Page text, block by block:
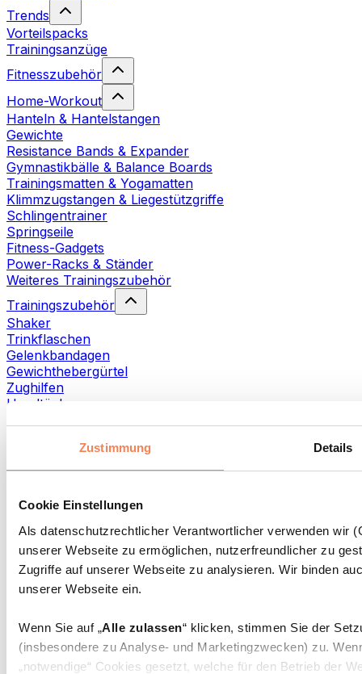
Zustimmung Details
Cookie Einstellungen
Als datenschutzrechtlicher Verantwortlicher verwenden wir
unserer Webseite zu ermöglichen, nutzerfreundlicher zu
Zugriffe auf unserer Webseite zu analysieren. Wir binden
unserer Webseite ein.
Wenn Sie auf „Alle zulassen“ klicken, stimmen Sie der
(insbesondere zu Analyse- und Marketingzwecken) zu.
„notwendige“ Cookies gesetzt, welche für den Betrieb der
Trends
Vorteilspacks
Trainingsanzüge
Fitnesszubehör
Home-Workout
Hanteln & Hantelstangen
Gewichte
Resistance Bands & Expander
Gymnastikbälle & Balance Boards
Trainingsmatten & Yogamatten
Klimmzugstangen & Liegestützgriffe
Schlingentrainer
Springseile
Fitness-Gadgets
Power-Racks & Ständer
Weiteres Trainingszubehör
Trainingszubehör
Shaker
Trinkflaschen
Gelenkbandagen
Gewichthebergürtel
Zughilfen
Handtücher
Faszien- und Massagerollen
Weitere Rehabilitationshilfen
Taschen & Rucksäcke
Essenstaschen und Meal-Prep-Zubehör
Sporttaschen
Zubehör nach Aktivität
Laufen
Kampfsport